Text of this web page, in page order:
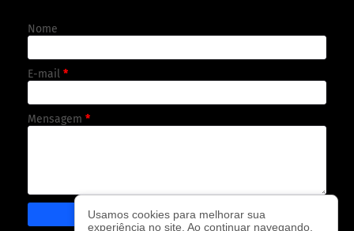
Nome
E-mail *
Mensagem *
Usamos cookies para melhorar sua
experiência no site. Ao continuar navegando,